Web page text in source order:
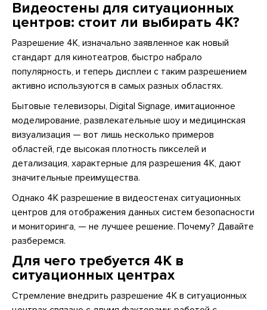
Видеостены для ситуационных
центров: стоит ли выбирать 4K?
Разрешение 4К, изначально заявленное как новый
стандарт для кинотеатров, быстро набрало
популярность, и теперь дисплеи с таким разрешением
активно используются в самых разных областях.
Бытовые телевизоры, Digital Signage, имитационное
моделирование, развлекательные шоу и медицинская
визуализация — вот лишь несколько примеров
областей, где высокая плотность пикселей и
детализация, характерные для разрешения 4К, дают
значительные преимущества.
Однако 4К разрешение в видеостенах ситуационных
центров для отображения данных систем безопасности
и мониторинга, — не лучшее решение. Почему? Давайте
разберемся.
Для чего требуется 4K в
ситуационных центрах
Стремление внедрить разрешение 4К в ситуационных